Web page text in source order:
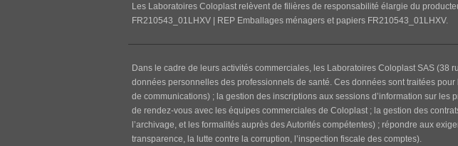
Les Laboratoires Coloplast relèvent de filières de responsabilité élargie du
FR210543_01LHXV | REP Emballages ménagers et papiers FR210543_01LHXV.
Dans le cadre de leurs activités commerciales, les Laboratoires Coloplast SAS
données personnelles des professionnels de santé. Ces données sont traitées
de communications) ; la gestion des inscriptions aux sessions d’information sur
de rendez-vous avec les équipes commerciales de Coloplast ; la gestion des
l’archivage, et les formalités auprès des Autorités compétentes) ; répondre aux
transparence, la lutte contre la corruption, l’inspection fiscale des comptes).